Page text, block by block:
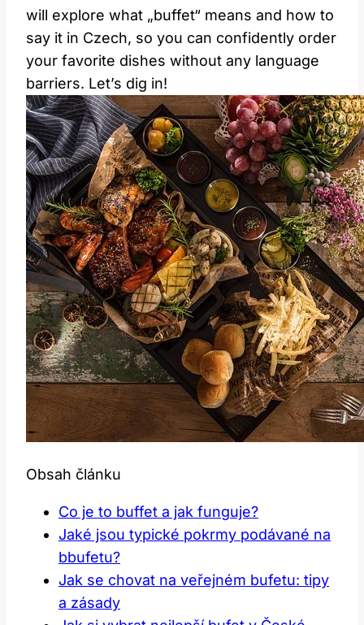
will explore what „buffet“ means and how to
say it in Czech, so you can confidently order
your favorite dishes without any language
barriers. Let’s dig in!
Obsah článku
Co je to buffet a jak funguje?
Jaké jsou typické pokrmy podávané na
bbufetu?
Jak se chovat na veřejném bufetu: tipy
a zásady